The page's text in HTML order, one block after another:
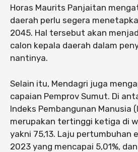
Horas Maurits Panjaitan
daerah perlu segera
2045. Hal tersebut akan
calon kepala daerah dalam
nantinya.
Selain itu, Mendagri juga
capaian Pemprov Sumut. Di
Indeks Pembangunan Manusia
merupakan tertinggi ketiga di
yakni 75,13. Laju pertumbuhan
2023 yang mencapai 5,01%,